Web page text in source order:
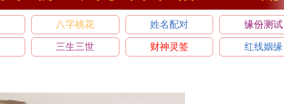
八字桃花 姓名配对 缘份测试
三生三世 财神灵签 红线姻缘